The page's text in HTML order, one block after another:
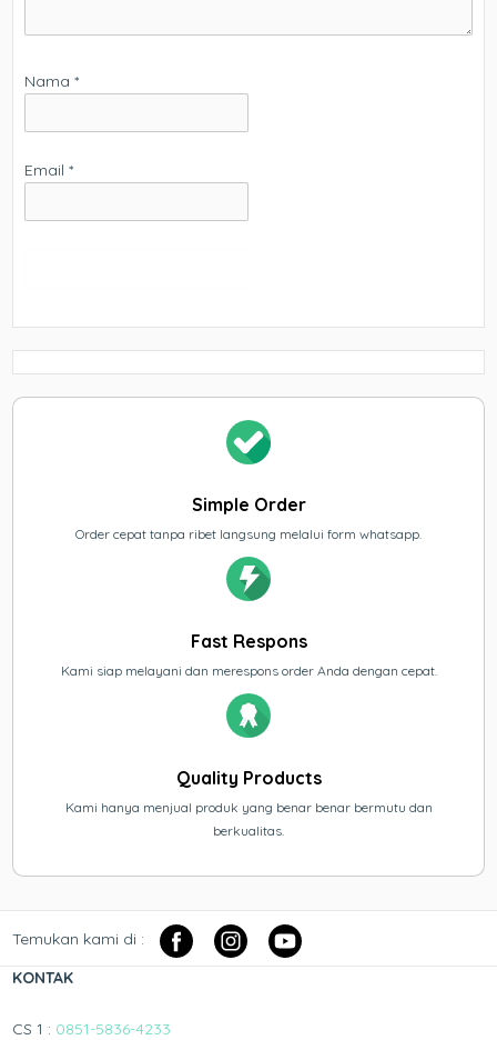
Nama*
Email*
Simple Order
Order cepat tanpa ribet langsung melalui form whatsapp.
Fast Respons
Kami siap melayani dan merespons order Anda dengan cepat.
Quality Products
Kami hanya menjual produk yang benar benar bermutu dan
berkualitas.
Temukan kami di :
KONTAK
CS 1 : 0851-5836-4233